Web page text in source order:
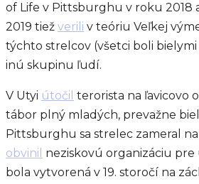
of Life v Pittsburghu v roku 2018
2019 tiež verili v teóriu Veľkej
týchto strelcov (všetci boli bielymi
inú skupinu ľudí.
V Utyi útočil terorista na ľavicovo
tábor plný mladých, prevažne
Pittsburghu sa strelec zameral na
obvinil neziskovú organizáciu
bola vytvorená v 19. storočí na